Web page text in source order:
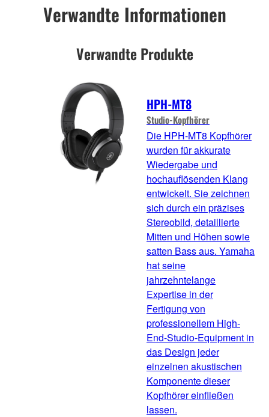
Verwandte Informationen
Verwandte Produkte
HPH-MT8
Studio-Kopfhörer
Die HPH-MT8 Kopfhörer
wurden für akkurate
Wiedergabe und
hochauflösenden Klang
entwickelt. Sie zeichnen
sich durch ein präzises
Stereobild, detaillierte
Mitten und Höhen sowie
satten Bass aus. Yamaha
hat seine
jahrzehntelange
Expertise in der
Fertigung von
professionellem High-
End-Studio-Equipment in
das Design jeder
einzelnen akustischen
Komponente dieser
Kopfhörer einfließen
lassen.